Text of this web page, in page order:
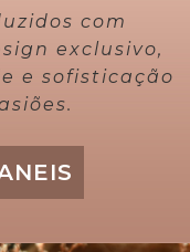
com
exclusivo,
e sofisticação